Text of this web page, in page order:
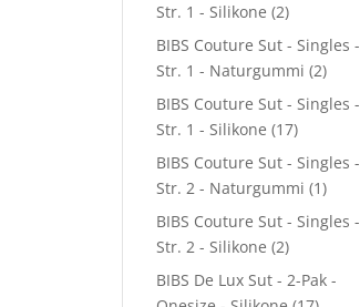
Str. 1 - Silikone (2)
BIBS Couture Sut - Singles -
Str. 1 - Naturgummi (2)
BIBS Couture Sut - Singles -
Str. 1 - Silikone (17)
BIBS Couture Sut - Singles -
Str. 2 - Naturgummi (1)
BIBS Couture Sut - Singles -
Str. 2 - Silikone (2)
BIBS De Lux Sut - 2-Pak -